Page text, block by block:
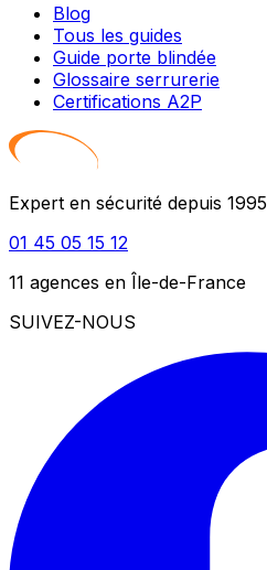
Blog
Tous les guides
Guide porte blindée
Glossaire serrurerie
Certifications A2P
Expert en sécurité depuis 1995
01 45 05 15 12
11 agences en Île-de-France
SUIVEZ-NOUS